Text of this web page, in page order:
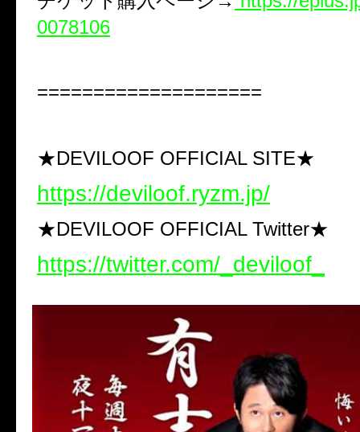
0078106
====================
★DEVILOOF OFFICIAL SITE★
https://deviloof.ryzm.jp/
★DEVILOOF OFFICIAL Twitter★
https://twitter.com/_deviloof_